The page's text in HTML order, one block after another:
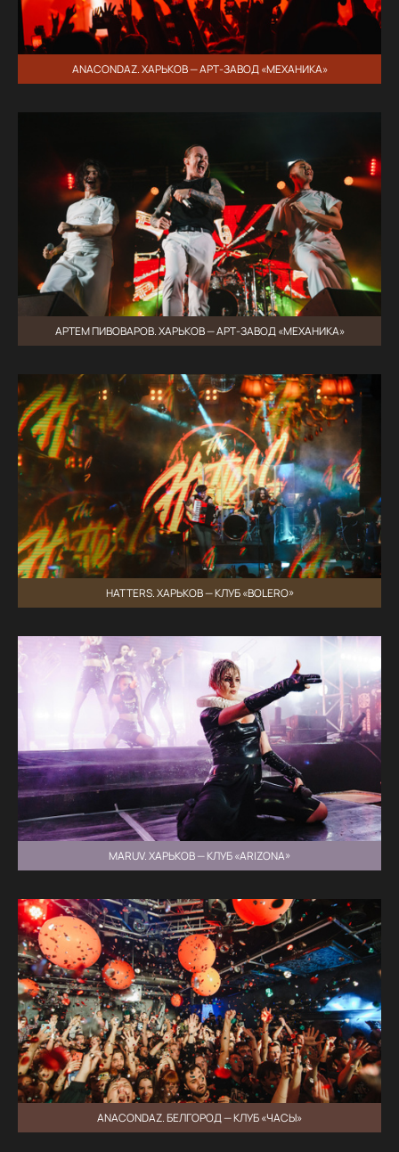
ANACONDAZ. ХАРЬКОВ — АРТ-ЗАВОД «МЕХАНИКА»
АРТЕМ ПИВОВАРОВ. ХАРЬКОВ — АРТ-ЗАВОД «МЕХАНИКА»
HATTERS. ХАРЬКОВ — КЛУБ «BOLERO»
MARUV. ХАРЬКОВ — КЛУБ «ARIZONA»
ANACONDAZ. БЕЛГОРОД — КЛУБ «ЧАСЫ»